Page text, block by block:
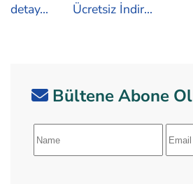
detay...
Ücretsiz İndir...
Bültene Abone Ol